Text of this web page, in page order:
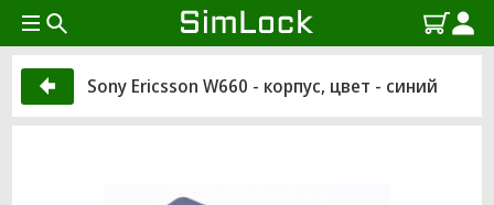
Sony Ericsson W660 - корпус, цвет - синий